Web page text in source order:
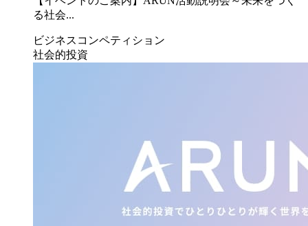
る社会...
ビジネスコンペティション
社会的投資